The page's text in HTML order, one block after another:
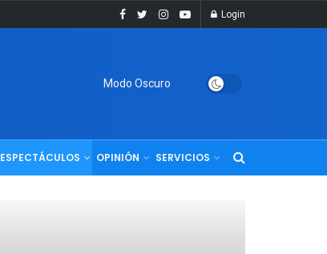
Login
Modo Oscuro
ESPECTÁCULOS OPINIÓN SERVICIOS